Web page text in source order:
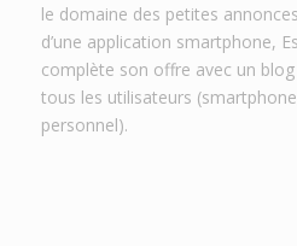
le domaine des petites
d’une application smartphone,
complète son offre avec un
tous les utilisateurs
personnel).